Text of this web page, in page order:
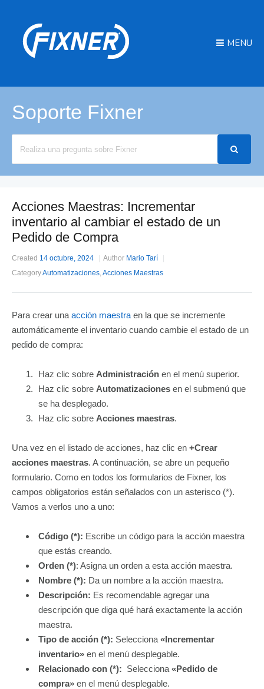
MENU
Soporte Fixner
Acciones Maestras: Incrementar
inventario al cambiar el estado de un
Pedido de Compra
Created 14 octubre, 2024 Author Mario Tarí
CategoryAutomatizaciones,Acciones Maestras
Para crear una acción maestra en la que se incremente
automáticamente el inventario cuando cambie el estado de un
pedido de compra:
Haz clic sobre Administración en el menú superior.
Haz clic sobre Automatizaciones en el submenú que
se ha desplegado.
Haz clic sobre Acciones maestras.
Una vez en el listado de acciones, haz clic en +Crear
acciones maestras. A continuación, se abre un pequeño
formulario. Como en todos los formularios de Fixner, los
campos obligatorios están señalados con un asterisco (*).
Vamos a verlos uno a uno:
Código (*): Escribe un código para la acción maestra
que estás creando.
Orden (*): Asigna un orden a esta acción maestra.
Nombre (*): Da un nombre a la acción maestra.
Descripción: Es recomendable agregar una
descripción que diga qué hará exactamente la acción
maestra.
Tipo de acción (*): Selecciona «Incrementar
inventario» en el menú desplegable.
Relacionado con (*): Selecciona «Pedido de
compra» en el menú desplegable.